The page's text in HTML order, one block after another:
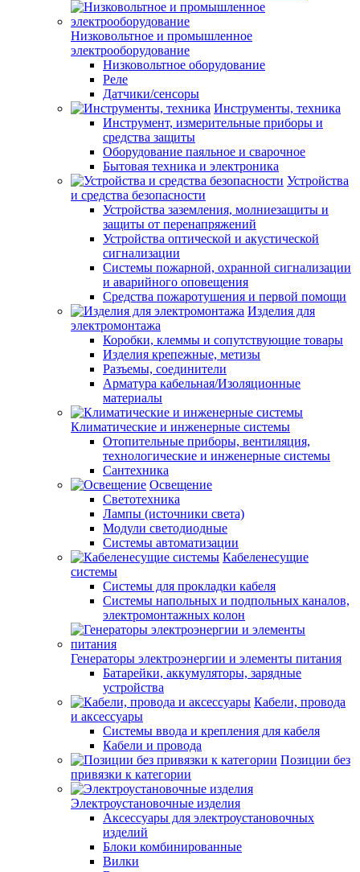
Низковольтное и промышленное
электрооборудование
Низковольтное оборудование
Реле
Датчики/сенсоры
Инструменты, техника
Инструмент, измерительные приборы и
средства защиты
Оборудование паяльное и сварочное
Бытовая техника и электроника
Устройства
и средства безопасности
Устройства заземления, молниезащиты и
защиты от перенапряжений
Устройства оптической и акустической
сигнализации
Системы пожарной, охранной сигнализации
и аварийного оповещения
Средства пожаротушения и первой помощи
Изделия для
электромонтажа
Коробки, клеммы и сопутствующие товары
Изделия крепежные, метизы
Разъемы, соединители
Арматура кабельная/Изоляционные
материалы
Климатические и инженерные системы
Отопительные приборы, вентиляция,
технологические и инженерные системы
Сантехника
Освещение
Светотехника
Лампы (источники света)
Модули светодиодные
Системы автоматизации
Кабеленесущие
системы
Системы для прокладки кабеля
Системы напольных и подпольных каналов,
электромонтажных колон
Генераторы электроэнергии и элементы питания
Батарейки, аккумуляторы, зарядные
устройства
Кабели, провода
и аксессуары
Системы ввода и крепления для кабеля
Кабели и провода
Позиции без
привязки к категории
Электроустановочные изделия
Аксессуары для электроустановочных
изделий
Блоки комбинированные
Вилки